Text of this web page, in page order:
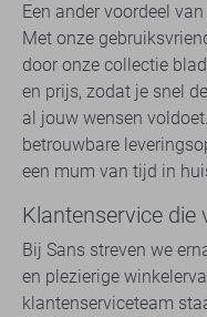
Een ander voordeel
Met onze
door onze collectie
en prijs, zodat je snel
al jouw wensen
betrouwbare
een mum van tijd in
Klantenservice
Bij Sans streven we
en plezierige
klantenserviceteam